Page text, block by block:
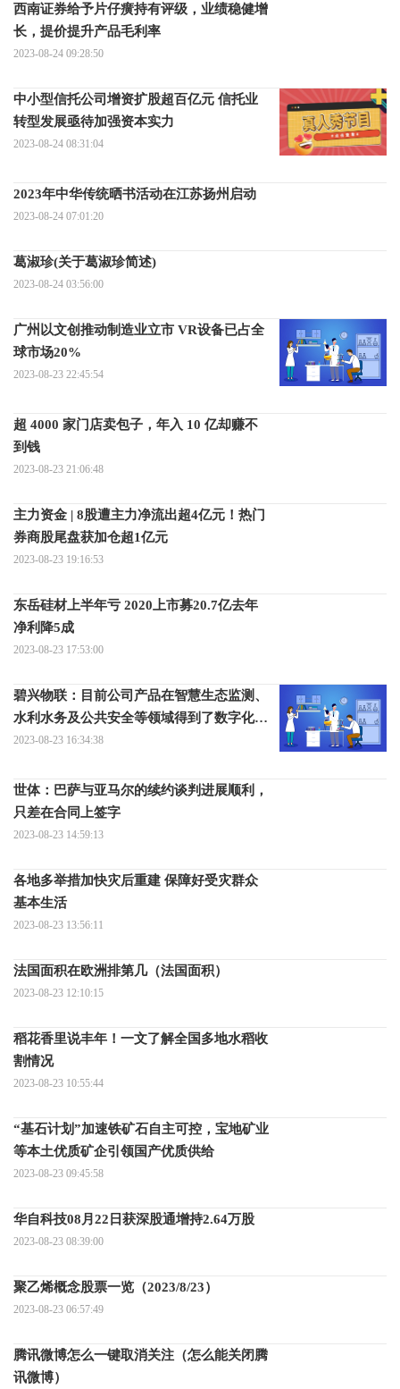
西南证券给予片仔癀持有评级，业绩稳健增
长，提价提升产品毛利率
2023-08-24 09:28:50
中小型信托公司增资扩股超百亿元 信托业
转型发展亟待加强资本实力
2023-08-24 08:31:04
2023年中华传统晒书活动在江苏扬州启动
2023-08-24 07:01:20
葛淑珍(关于葛淑珍简述)
2023-08-24 03:56:00
广州以文创推动制造业立市 VR设备已占全
球市场20%
2023-08-23 22:45:54
超 4000 家门店卖包子，年入 10 亿却赚不
到钱
2023-08-23 21:06:48
主力资金 | 8股遭主力净流出超4亿元！热门
券商股尾盘获加仓超1亿元
2023-08-23 19:16:53
东岳硅材上半年亏 2020上市募20.7亿去年
净利降5成
2023-08-23 17:53:00
碧兴物联：目前公司产品在智慧生态监测、
水利水务及公共安全等领域得到了数字化应
用
2023-08-23 16:34:38
世体：巴萨与亚马尔的续约谈判进展顺利，
只差在合同上签字
2023-08-23 14:59:13
各地多举措加快灾后重建 保障好受灾群众
基本生活
2023-08-23 13:56:11
法国面积在欧洲排第几（法国面积）
2023-08-23 12:10:15
稻花香里说丰年！一文了解全国多地水稻收
割情况
2023-08-23 10:55:44
“基石计划”加速铁矿石自主可控，宝地矿业
等本土优质矿企引领国产优质供给
2023-08-23 09:45:58
华自科技08月22日获深股通增持2.64万股
2023-08-23 08:39:00
聚乙烯概念股票一览（2023/8/23）
2023-08-23 06:57:49
腾讯微博怎么一键取消关注（怎么能关闭腾
讯微博）